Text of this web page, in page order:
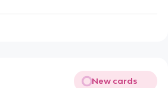
New cards